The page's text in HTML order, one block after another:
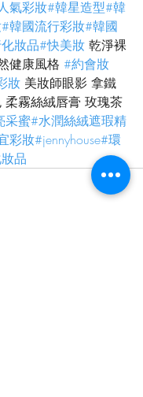
氣彩妝#韓星造型#韓
#韓國流行彩妝#韓國
妝品#快美妝 乾淨裸
健康風格 #約會妝
妝 美妝師眼影 拿鐵
霧絲絨唇膏 玫瑰茶
采蜜#水潤絲絨遮瑕精
彩妝#jennyhouse#環
品